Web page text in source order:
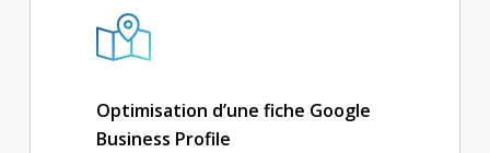
Optimisation d’une fiche Google
Business Profile